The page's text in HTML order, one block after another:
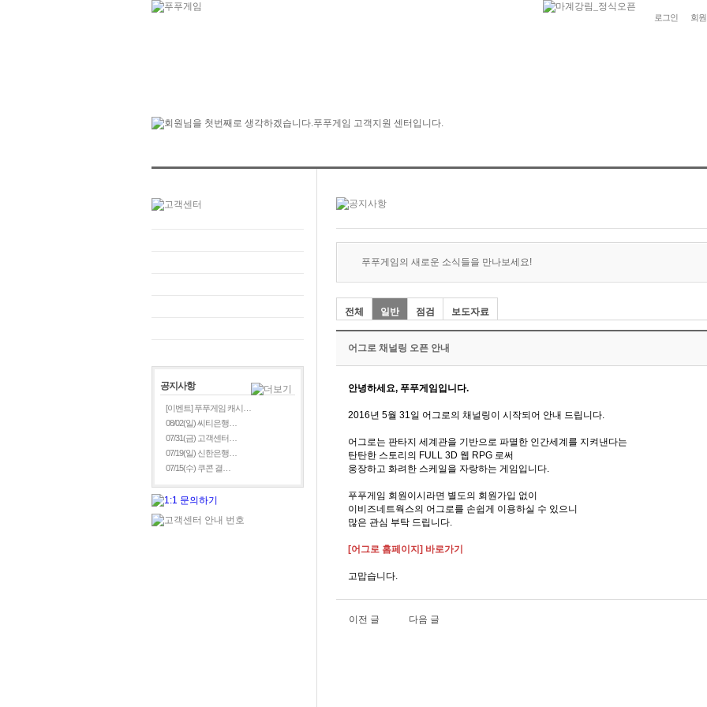
로그인 회
공지사항
[이벤트] 푸푸게임 캐시…
08/02(일) 씨티은행…
07/31(금) 고객센터…
07/19(일) 신한은행…
07/15(수) 쿠콘 결…
푸푸게임의 새로운 소식들을 만나보세요!
전체 일반 점검 보도자료
어그로 채널링 오픈 안내
안녕하세요, 푸푸게임입니다.
2016년 5월 31일 어그로의 채널링이 시작되어 안내 드립니다.
어그로는 판타지 세계관을 기반으로 파멸한 인간세계를 지켜낸다는
탄탄한 스토리의 FULL 3D 웹 RPG 로써
웅장하고 화려한 스케일을 자랑하는 게임입니다.
푸푸게임 회원이시라면 별도의 회원가입 없이
이비즈네트웍스의 어그로를 손쉽게 이용하실 수 있으니
많은 관심 부탁 드립니다.
[어그로 홈페이지] 바로가기
고맙습니다.
이전 글 다음 글